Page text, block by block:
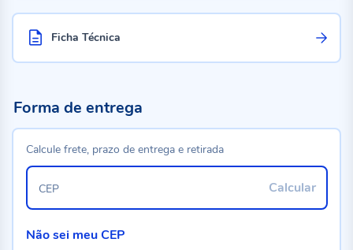
Ficha Técnica
Forma de entrega
Calcule frete, prazo de entrega e retirada
Calcular
CEP
Não sei meu CEP